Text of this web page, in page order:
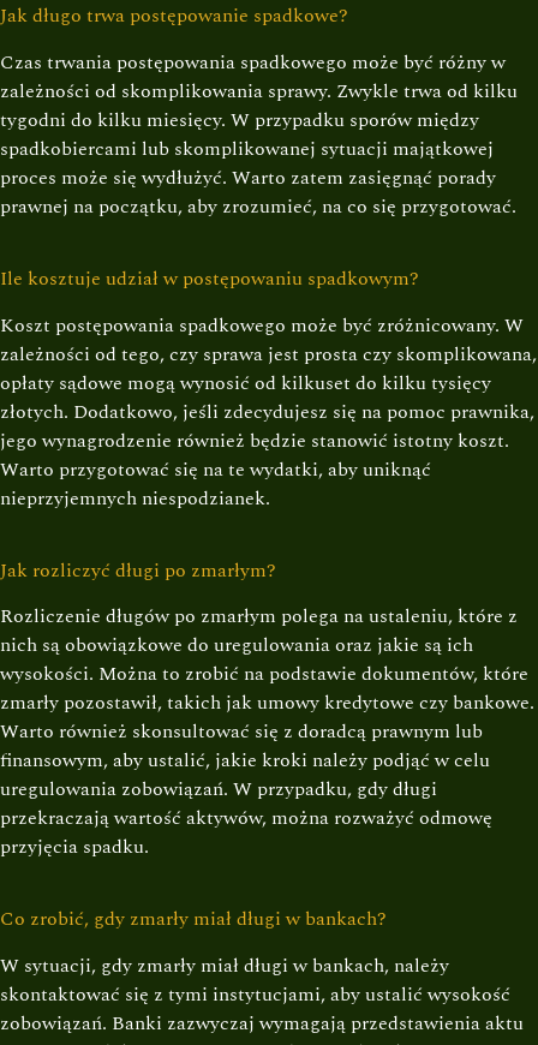
Jak długo trwa postępowanie spadkowe?
Czas trwania postępowania spadkowego może być różny w
zależności od skomplikowania sprawy. Zwykle trwa od kilku
tygodni do kilku miesięcy. W przypadku sporów między
spadkobiercami lub skomplikowanej sytuacji majątkowej
proces może się wydłużyć. Warto zatem zasięgnąć porady
prawnej na początku, aby zrozumieć, na co się przygotować.
Ile kosztuje udział w postępowaniu spadkowym?
Koszt postępowania spadkowego może być zróżnicowany. W
zależności od tego, czy sprawa jest prosta czy skomplikowana,
opłaty sądowe mogą wynosić od kilkuset do kilku tysięcy
złotych. Dodatkowo, jeśli zdecydujesz się na pomoc prawnika,
jego wynagrodzenie również będzie stanowić istotny koszt.
Warto przygotować się na te wydatki, aby uniknąć
nieprzyjemnych niespodzianek.
Jak rozliczyć długi po zmarłym?
Rozliczenie długów po zmarłym polega na ustaleniu, które z
nich są obowiązkowe do uregulowania oraz jakie są ich
wysokości. Można to zrobić na podstawie dokumentów, które
zmarły pozostawił, takich jak umowy kredytowe czy bankowe.
Warto również skonsultować się z doradcą prawnym lub
finansowym, aby ustalić, jakie kroki należy podjąć w celu
uregulowania zobowiązań. W przypadku, gdy długi
przekraczają wartość aktywów, można rozważyć odmowę
przyjęcia spadku.
Co zrobić, gdy zmarły miał długi w bankach?
W sytuacji, gdy zmarły miał długi w bankach, należy
skontaktować się z tymi instytucjami, aby ustalić wysokość
zobowiązań. Banki zazwyczaj wymagają przedstawienia aktu